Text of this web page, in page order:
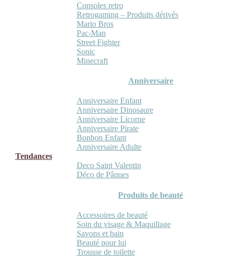
Consoles retro
Retrogaming – Produits dérivés
Mario Bros
Pac-Man
Street Fighter
Sonic
Minecraft
Anniversaire
Anniversaire Enfant
Anniversaire Dinosaure
Anniversaire Licorne
Anniversaire Pirate
Bonbon Enfant
Anniversaire Adulte
Tendances
Deco Saint Valentin
Déco de Pâques
Produits de beauté
Accessoires de beauté
Soin du visage & Maquillage
Savons et bain
Beauté pour lui
Trousse de toilette